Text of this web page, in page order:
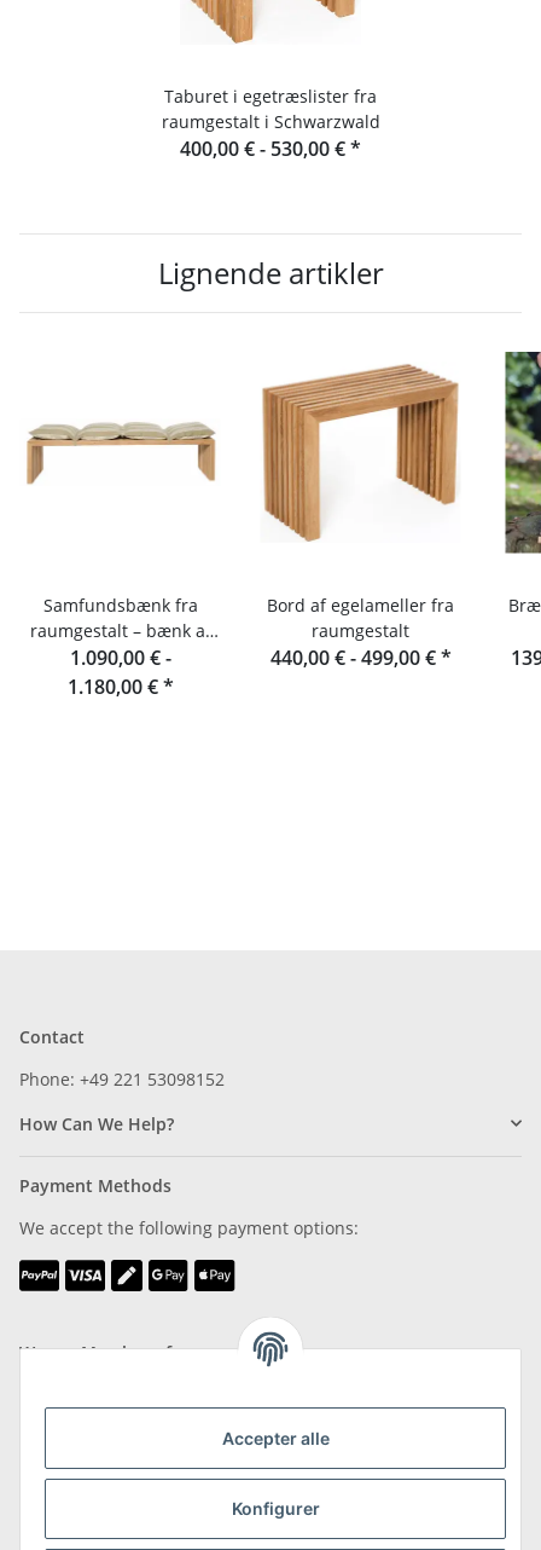
Accepter alle
Konfigurer
Taburet i egetræslister fra
raumgestalt i Schwarzwald
400,00 € - 530,00 €*
Lignende artikler
Samfundsbænk fra
raumgestalt – bænk af
egelameller 180 cm
1.090,00 € -
1.180,00 €*
Bord af egelameller fra
raumgestalt
440,00 € -499,00 €*
Contact
Phone: +49 221 53098152
How Can We Help?
Payment Methods
We accept the following payment options:
We are Member of